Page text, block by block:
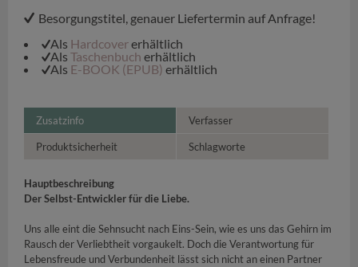
Besorgungstitel, genauer Liefertermin auf Anfrage!
Als Hardcovererhältlich
Als Taschenbuch erhältlich
Als E-BOOK (EPUB) erhältlich
Zusatzinfo Verfasser
Produktsicherheit Schlagworte
Hauptbeschreibung
Der Selbst-Entwickler für die Liebe.
Uns alle eint die Sehnsucht nach Eins-Sein, wie es uns das Gehirn im
Rausch der Verliebtheit vorgaukelt. Doch die Verantwortung für
Lebensfreude und Verbundenheit lässt sich nicht an einen Partner